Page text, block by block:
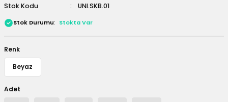
Kutuları
Stok Kodu UNI.SKB.01
Stok Durumu Stokta Var
Renk
Beyaz
Adet